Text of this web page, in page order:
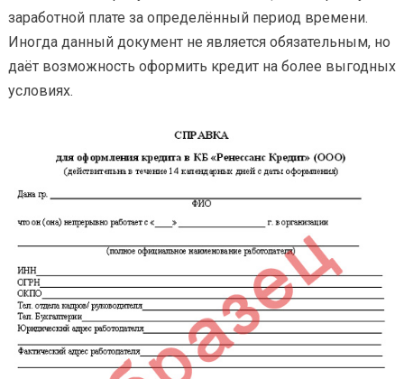
заработной плате за определённый период времени.
Иногда данный документ не является обязательным, но
даёт возможность оформить кредит на более выгодных
условиях.